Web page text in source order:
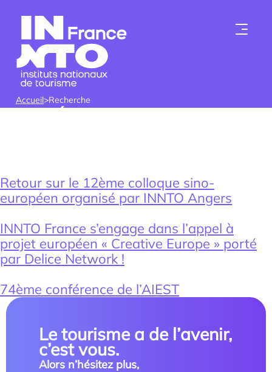
Skip to content
Qui sommes-nous ?
Les instituts
Accueil>Recherche
Retour sur le 12ème colloque sino-
européen organisé par INNTO Angers
INNTO France s’engage dans l’appel à
projet européen « Creative Europe » porté
par Delice Network !
74ème conférence de l’AIEST
Le tourisme a de l’avenir,
c’est vous.
Alors n’hésitez plus,